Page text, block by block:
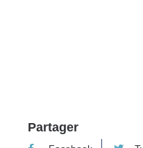
Partager